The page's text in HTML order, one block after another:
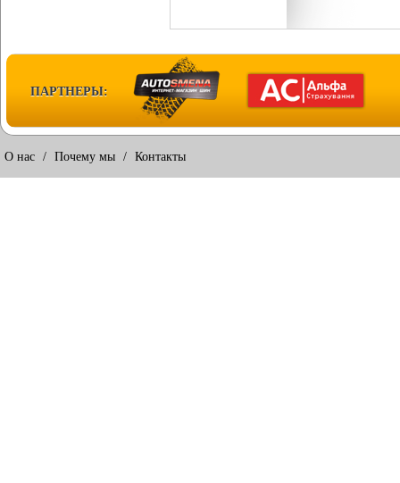
ПАРТНЕРЫ:
О нас / Почему мы / Контакты